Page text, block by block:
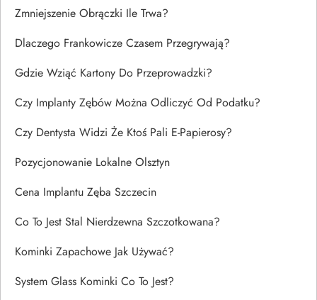
Zmniejszenie Obrączki Ile Trwa?
Dlaczego Frankowicze Czasem Przegrywają?
Gdzie Wziąć Kartony Do Przeprowadzki?
Czy Implanty Zębów Można Odliczyć Od Podatku?
Czy Dentysta Widzi Że Ktoś Pali E-Papierosy?
Pozycjonowanie Lokalne Olsztyn
Cena Implantu Zęba Szczecin
Co To Jest Stal Nierdzewna Szczotkowana?
Kominki Zapachowe Jak Używać?
System Glass Kominki Co To Jest?